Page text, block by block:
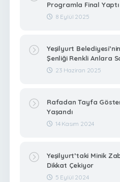
Programla Final Yaptı
8 Eylül 2025
Yeşilyurt
Şenliği Renkli Anlara
23 Haziran 2025
Rafadan Tayfa
Yaşandı
14 Kasım 2024
Yeşilyurt’taki Minik
Dikkat Çekiyor
5 Eylül 2024